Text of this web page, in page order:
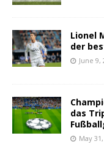
Lionel
der
June 9,
das
May